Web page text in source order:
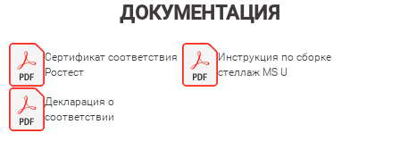
ДОКУМЕНТАЦИЯ
Сертификат соответствия
Ростест
Инструкция по сборке
стеллаж MS U
Декларация о
соответствии